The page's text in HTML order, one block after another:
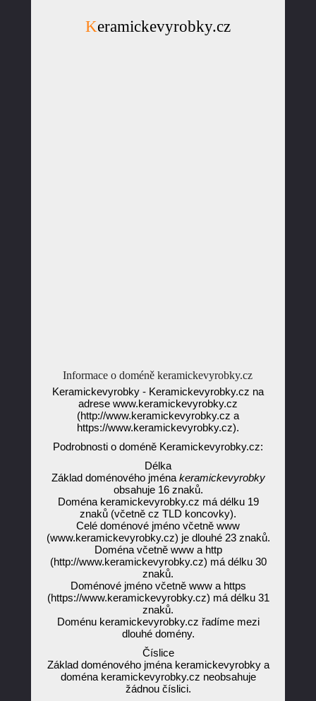
Keramickevyrobky.cz
Informace o doméně keramickevyrobky.cz
Keramickevyrobky - Keramickevyrobky.cz na
adrese www.keramickevyrobky.cz
(http://www.keramickevyrobky.cz a
https://www.keramickevyrobky.cz).
Podrobnosti o doméně Keramickevyrobky.cz:
Délka
Základ doménového jména keramickevyrobky
obsahuje 16 znaků.
Doména keramickevyrobky.cz má délku 19
znaků (včetně cz TLD koncovky).
Celé doménové jméno včetně www
(www.keramickevyrobky.cz) je dlouhé 23 znaků.
Doména včetně www a http
(http://www.keramickevyrobky.cz) má délku 30
znaků.
Doménové jméno včetně www a https
(https://www.keramickevyrobky.cz) má délku 31
znaků.
Doménu keramickevyrobky.cz řadíme mezi
dlouhé domény.
Číslice
Základ doménového jména keramickevyrobky a
doména keramickevyrobky.cz neobsahuje
žádnou číslici.